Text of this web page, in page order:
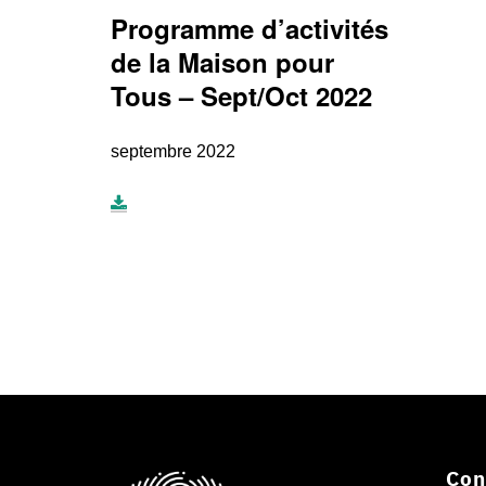
Programme d’activités
de la Maison pour
Tous – Sept/Oct 2022
septembre 2022